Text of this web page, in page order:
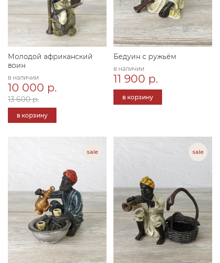
Молодой африканский
воин
в наличии
10 000 р.
13 600 р.
в корзину
Бедуин с ружьём
в наличии
11 900 р.
в корзину